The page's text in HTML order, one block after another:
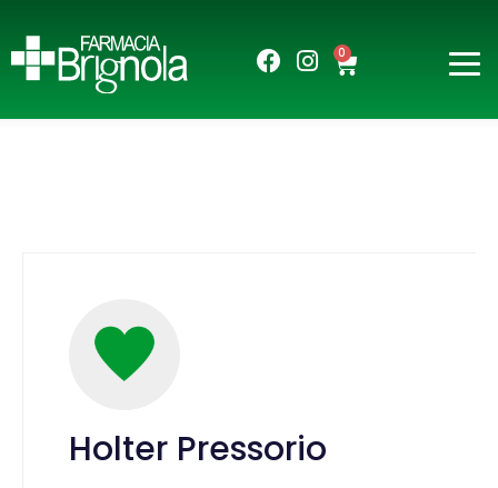
0
Holter Pressorio